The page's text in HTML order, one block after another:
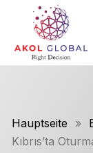
Hauptseite »
Kıbrıs’ta